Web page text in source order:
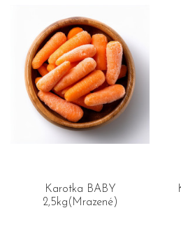
Karotka BABY
2,5kg(Mrazené)